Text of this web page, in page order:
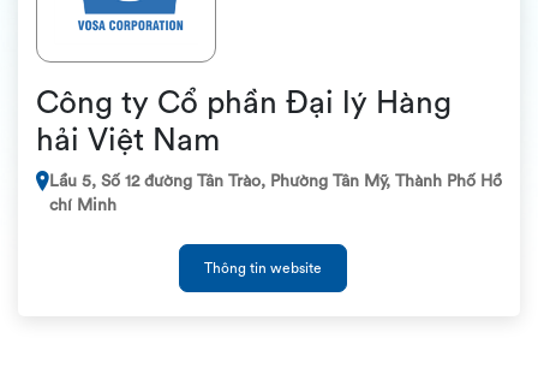
Công ty Cổ phần Đại lý Hàng
hải Việt Nam
Lầu 5, Số 12 đường Tân Trào, Phường Tân Mỹ, Thành Phố Hồ
chí Minh
Thông tin website